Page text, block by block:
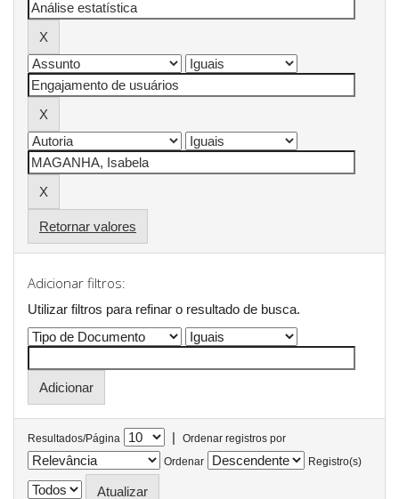
Retornar valores
Adicionar filtros:
Utilizar filtros para refinar o resultado de busca.
Resultados/Página |
Ordenar registros por
Ordenar
Registro(s)